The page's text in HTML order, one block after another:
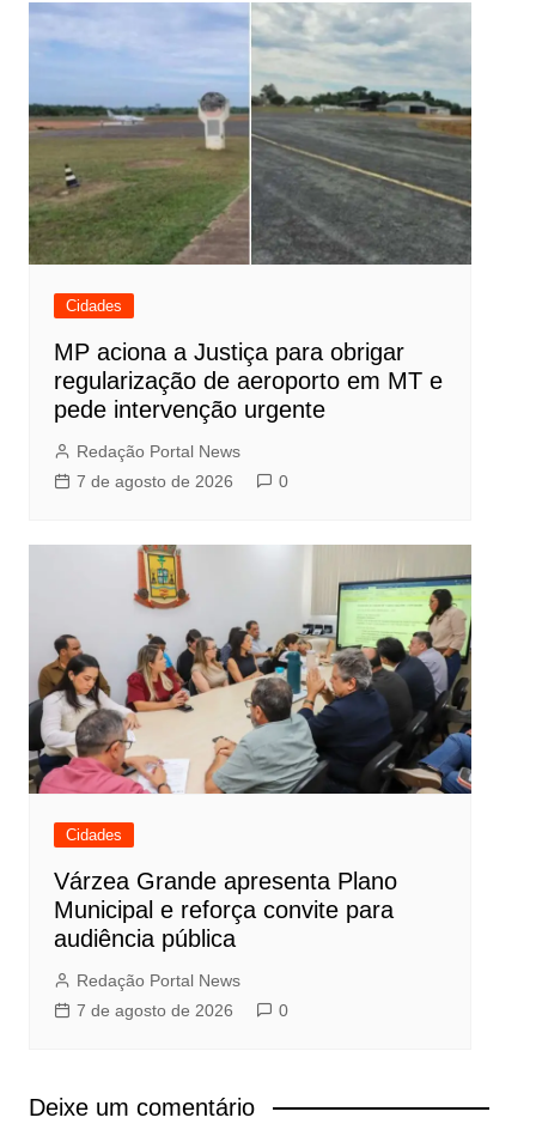
Cidades
MP aciona a Justiça para obrigar
regularização de aeroporto em MT e
pede intervenção urgente
Redação Portal News
7 de agosto de 2026
0
Cidades
Várzea Grande apresenta Plano
Municipal e reforça convite para
audiência pública
Redação Portal News
7 de agosto de 2026
0
Deixe um comentário